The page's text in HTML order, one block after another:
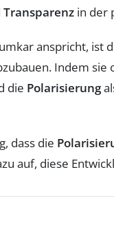
Transparenz in der
anspricht, ist
Indem
die Polarisierung
dass die
auf, diese